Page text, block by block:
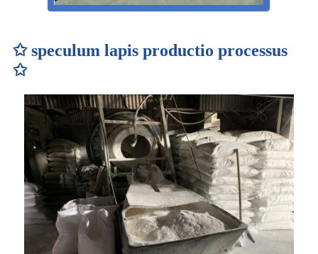
✩ speculum lapis productio processus
✩